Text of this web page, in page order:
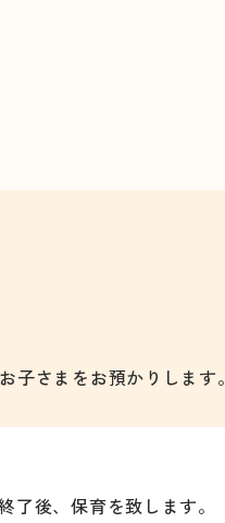
子さまをお預かりします。
後、保育を致します。